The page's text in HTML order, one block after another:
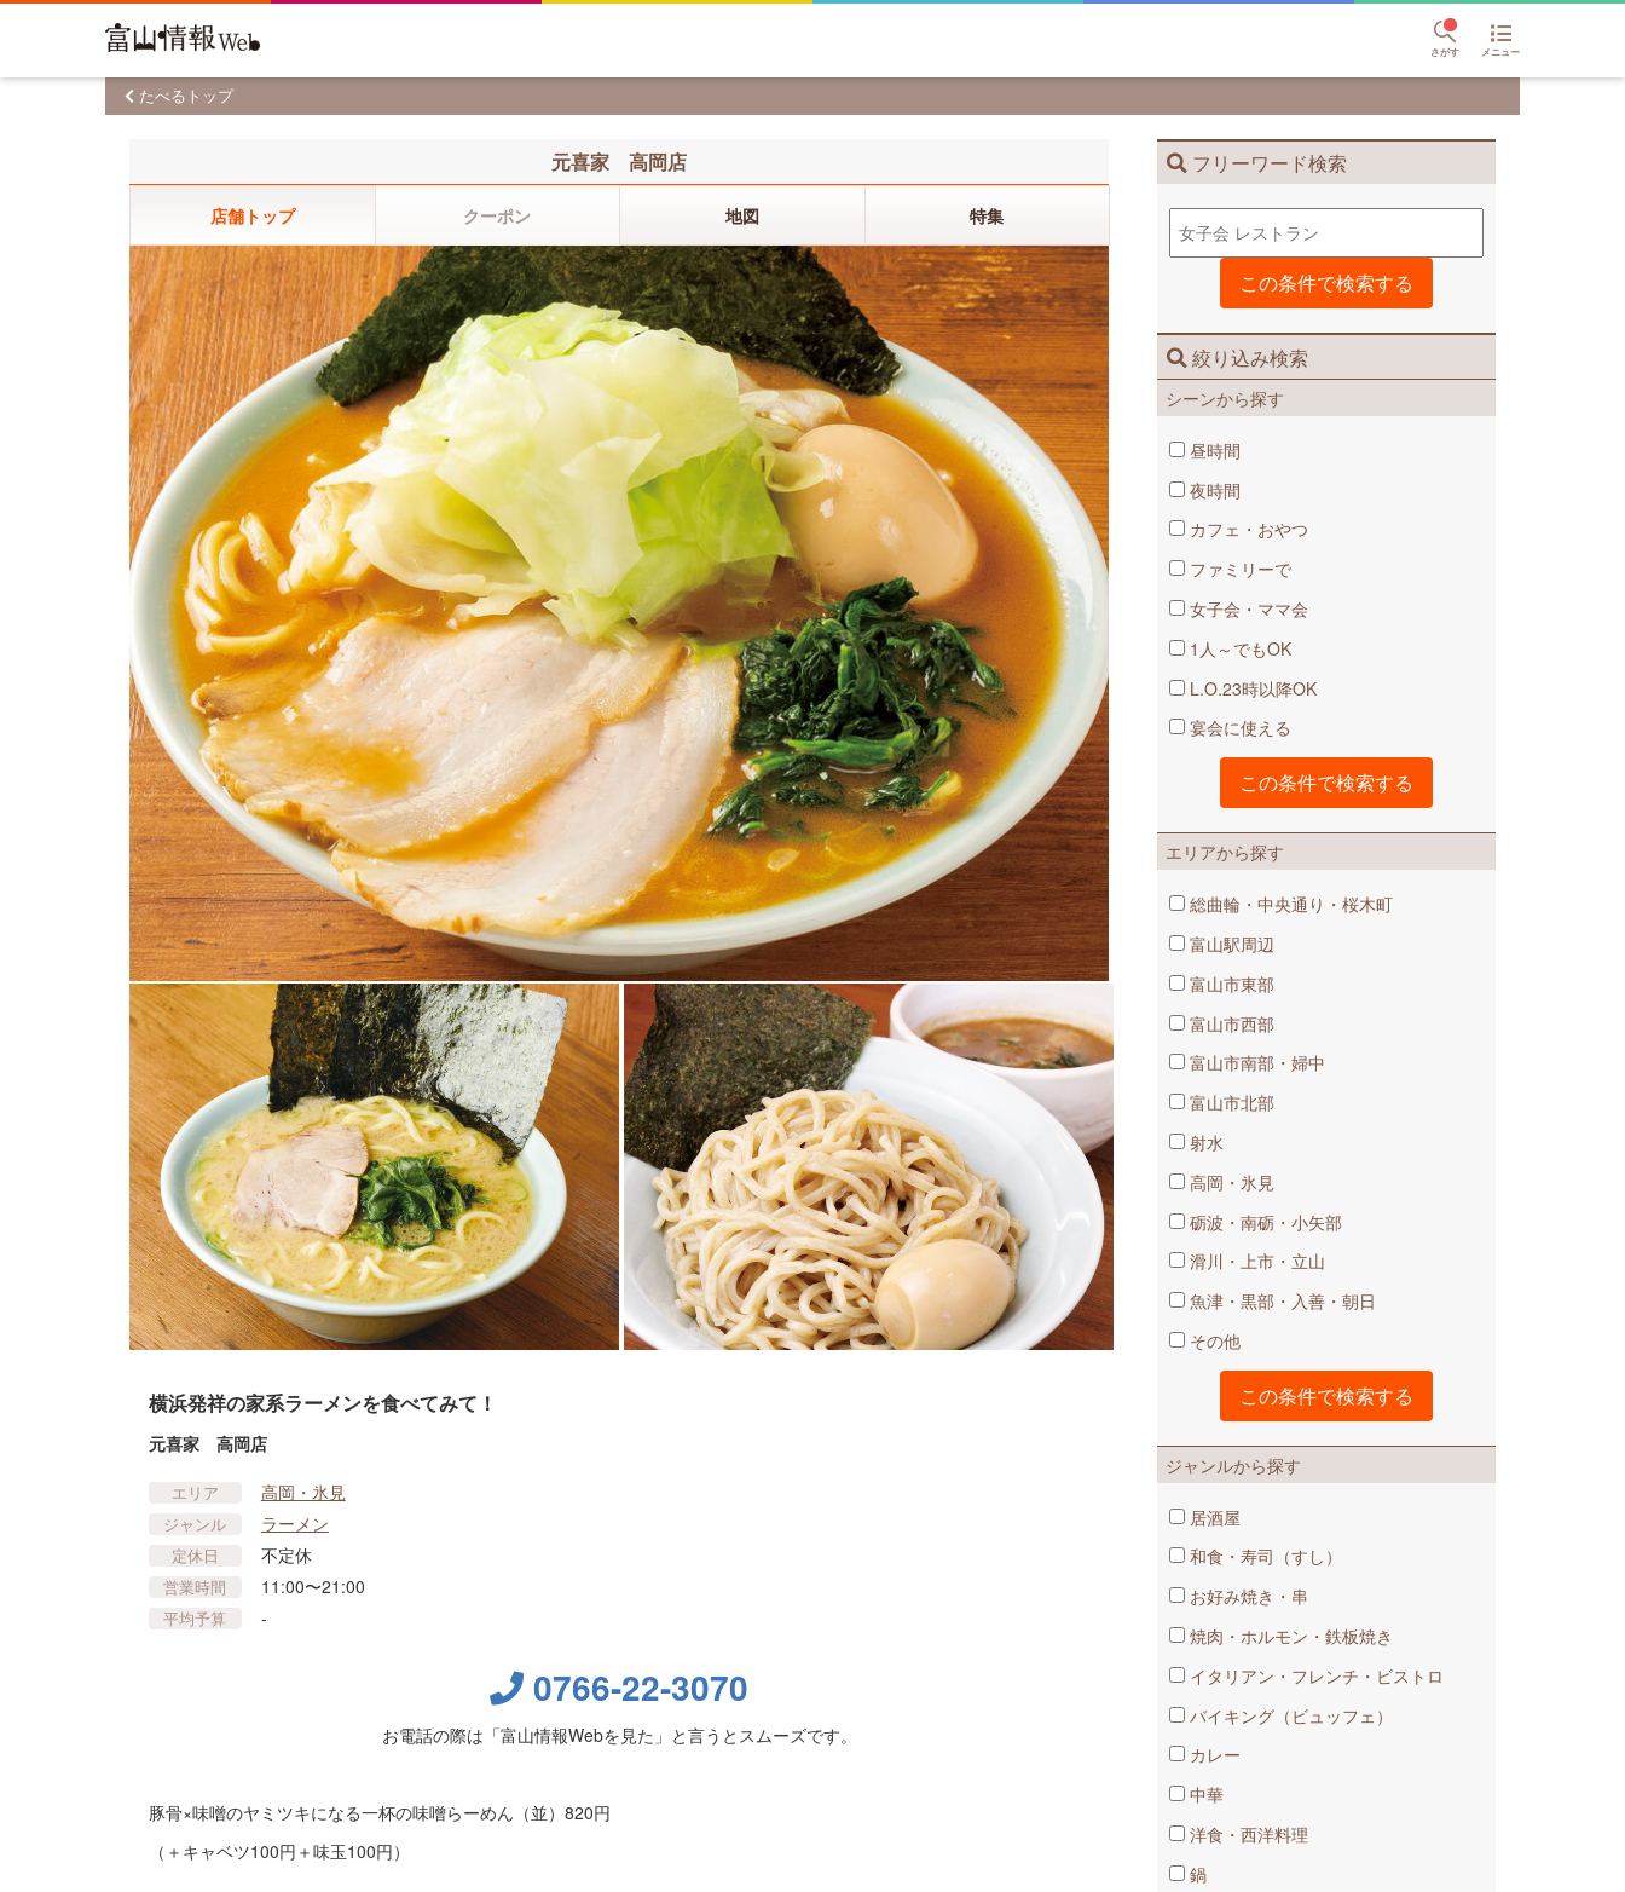
さがす メニュー
たべるトップ
フリーワード検索
絞り込み検索
シーンから探す
昼時間
夜時間
カフェ・おやつ
ファミリーで
女子会・ママ会
1人～でもOK
L.O.23時以降OK
宴会に使える
エリアから探す
総曲輪・中央通り・桜木町
富山駅周辺
富山市東部
富山市西部
富山市南部・婦中
富山市北部
射水
高岡・氷見
砺波・南砺・小矢部
滑川・上市・立山
魚津・黒部・入善・朝日
その他
ジャンルから探す
居酒屋
和食・寿司（すし）
お好み焼き・串
焼肉・ホルモン・鉄板焼き
イタリアン・フレンチ・ビストロ
バイキング（ビュッフェ）
カレー
中華
洋食・西洋料理
鍋
元喜家 高岡店
店舗トップ クーポン 地図 特集
横浜発祥の家系ラーメンを食べてみて！
元喜家 高岡店
エリア 高岡・氷見
ジャンル ラーメン
定休日 不定休
営業時間 11:00〜21:00
平均予算 -
0766-22-3070
お電話の際は「富山情報Webを見た」と言うとスムーズです。
豚骨×味噌のヤミツキになる一杯の味噌らーめん（並）820円
（＋キャベツ100円＋味玉100円）